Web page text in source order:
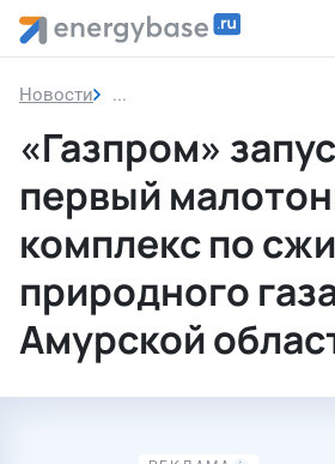
Новости «Газпром» запустил
«Газпром»
первый
комплекс по
природного
Амурской